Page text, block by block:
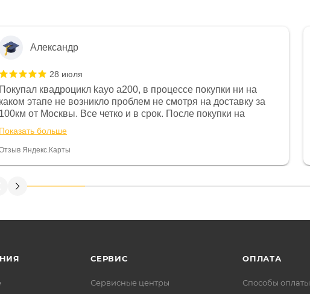
Александр
28 июля
Покупал квадроцикл kayo a200, в процессе покупки ни на
каком этапе не возникло проблем не смотря на доставку за
100км от Москвы. Все четко и в срок. После покупки на
спидометре всегда был 0, при этом представители магазина
были на связи и в итоге проблема была решена.
что это говорит о небезразличии к клиенту после
Показать больше
Яндекс.Карты
СЕРВИС
Сервисные центры
ОПЛАТА
Способы оплаты